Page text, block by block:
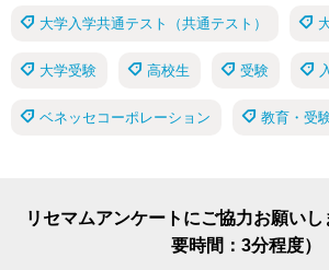
大学入学共通テスト（共通テスト）
大学受験 高校生 受験
ベネッセコーポレーション 教育・受
リセマムアンケートにご協力お願い
要時間：3分程度）